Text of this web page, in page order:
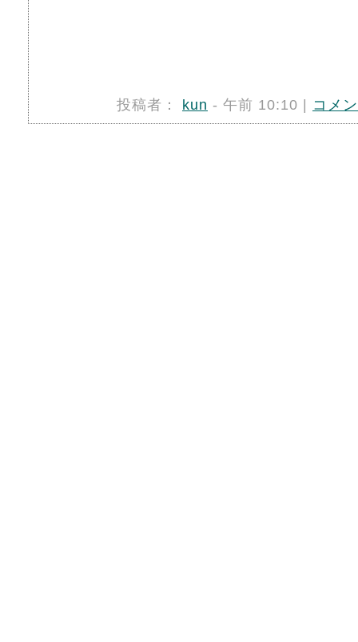
投稿者： kun - 午前 10:10 | コメ